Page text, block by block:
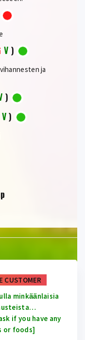
V )
ja
)
V)
CUSTOMER
minkӓӓnlaisia
if you have any
or foods]